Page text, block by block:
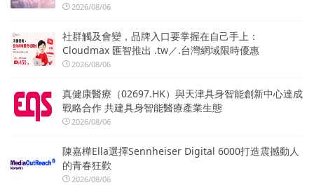
2026/08/06
社群觸及會變，品牌入口要掌握在自己手上：
Cloudmax 匯智推出 .tw／.台灣網域限時優惠
2026/08/06
真健康醫療（02697.HK）與天津具身智能創新中心達成
戰略合作 共建具身智能醫療產業生態
2026/08/06
陳嘉樺Ella選擇Sennheiser Digital 6000打造震撼動人
的青春狂歡
2026/08/06